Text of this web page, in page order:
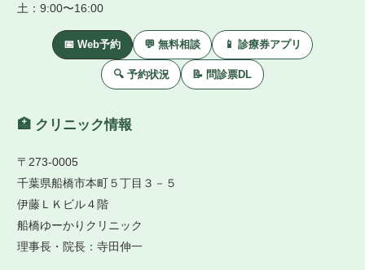
土：9:00〜16:00
📅 Web予約 💬 無料相談 📱 診療券アプリ
🔍 予約状況 📝 問診票DL
🏥 クリニック情報
〒273-0005
千葉県船橋市本町５丁目３－５
伊藤ＬＫビル４階
船橋ゆーかりクリニック
理事長・院長：寺田伸一